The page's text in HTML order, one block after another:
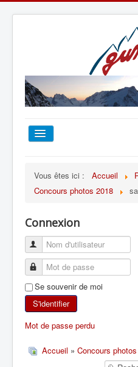
TOUT SUR LE GUMS
ESCALADE
ALPINISME
SKI DE RANDONNÉE
RANDONNÉE
Vous êtes ici : Accueil
Concours photos 2018
Connexion
Se souvenir de moi
S'identifier
Mot de passe perdu
Accueil » Concours